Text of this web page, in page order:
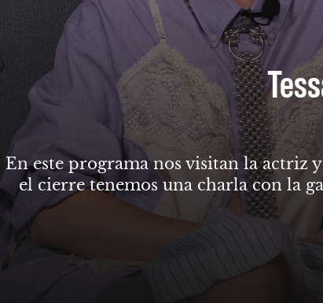
En este programa nos visitan la actriz
el cierre tenemos una charla con la